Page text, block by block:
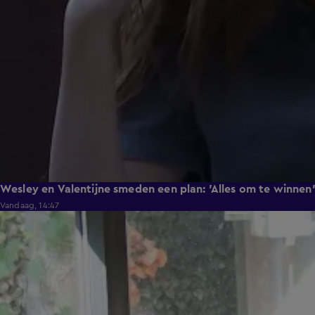
Wesley en Valentijne smeden een plan: 'Alles om te winnen'
Vandaag, 14:47
1:12